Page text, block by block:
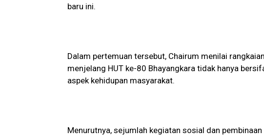
baru ini.
Dalam pertemuan tersebut, Chairum menilai
menjelang HUT ke-80 Bhayangkara tidak hanya
aspek kehidupan masyarakat.
Menurutnya, sejumlah kegiatan sosial dan